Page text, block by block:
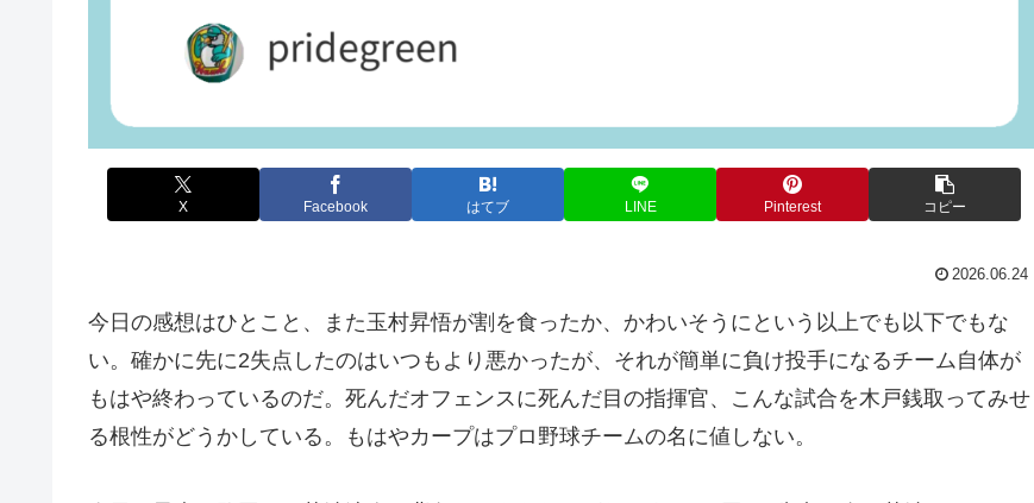
X Facebook はてブ LINE Pinterest コピー
2026.06.24
今日の感想はひとこと、また玉村昇悟が割を食ったか、かわいそうにという以上でも以下でもな
い。確かに先に2失点したのはいつもより悪かったが、それが簡単に負け投手になるチーム自体が
もはや終わっているのだ。死んだオフェンスに死んだ目の指揮官、こんな試合を木戸銭取ってみせ
る根性がどうかしている。もはやカープはプロ野球チームの名に値しない。